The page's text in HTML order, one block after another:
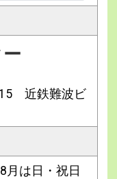
15 近鉄難波ビ
は日・祝日